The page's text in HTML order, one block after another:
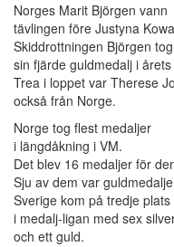
Norges Marit Björgen vann
tävlingen före Justyna
Skiddrottningen Björgen tog
sin fjärde guldmedalj i årets
Trea i loppet var Therese
också från Norge.
Norge tog flest medaljer
i längdåkning i VM.
Det blev 16 medaljer för
Sju av dem var
Sverige kom på tredje plats
i medalj-ligan med sex
och ett guld.